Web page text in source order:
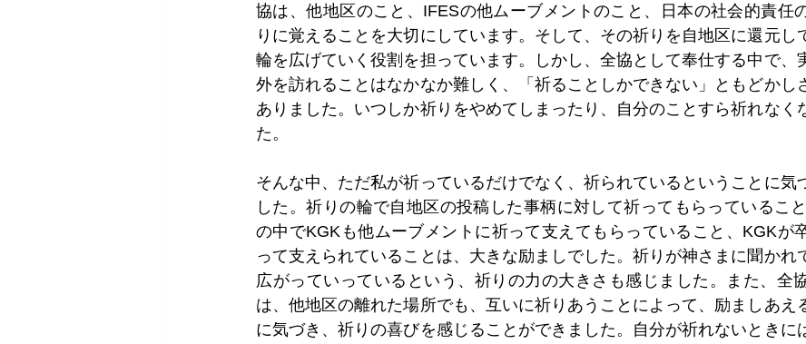
協は、他地区のこと、IFESの他ムーブメントのこと、日本の社会的責任
りに覚えることを大切にしています。そして、その祈りを自地区に還元し
輪を広げていく役割を担っています。しかし、全協として奉仕する中で、
外を訪れることはなかなか難しく、「祈ることしかできない」ともどかし
ありました。いつしか祈りをやめてしまったり、自分のことすら祈れなく
た。
そんな中、ただ私が祈っているだけでなく、祈られているということに気
した。祈りの輪で自地区の投稿した事柄に対して祈ってもらっているこ
の中でKGKも他ムーブメントに祈って支えてもらっていること、KGKが
って支えられていることは、大きな励ましでした。祈りが神さまに聞かれ
広がっていっているという、祈りの力の大きさも感じました。また、全
は、他地区の離れた場所でも、互いに祈りあうことによって、励ましあえ
に気づき、祈りの喜びを感じることができました。自分が祈れないときに